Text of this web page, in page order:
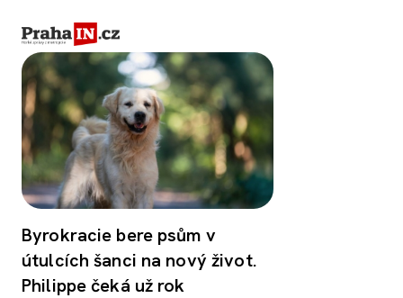
Byrokracie bere psům v
útulcích šanci na nový život.
Philippe čeká už rok